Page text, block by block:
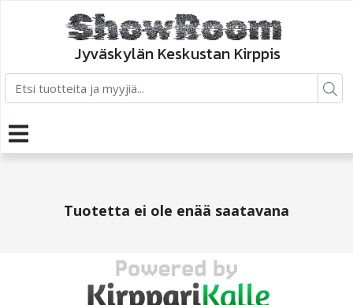
Jyväskylän Keskustan Kirppis
Tuotetta ei ole enää saatavana